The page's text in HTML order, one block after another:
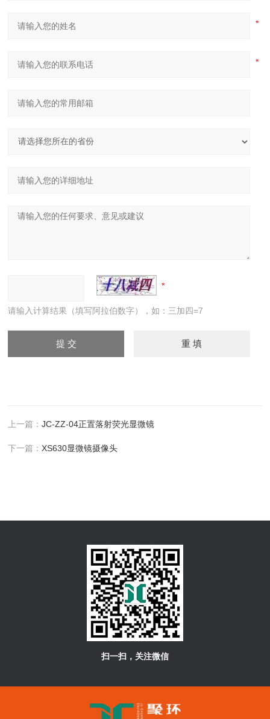
请输入计算结果（填写阿拉伯数字），如：三加四=7
上一篇：JC-ZZ-04正置落射荧光显微镜
下一篇：XS630显微镜摄像头
扫一扫，关注微信